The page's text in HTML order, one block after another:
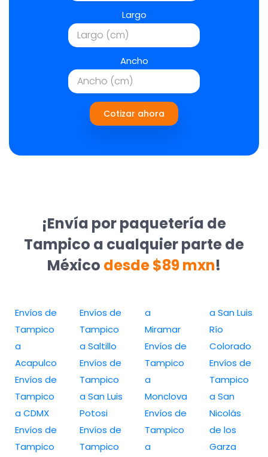
Largo
Ancho
Cotizar ahora
¡Envía por paquetería de
Tampico a cualquier parte de
México desde $89 mxn!
Envíos de
Tampico
a
Acapulco
Envíos de
Tampico
a CDMX
Envíos de
Tampico
Envíos de
Tampico
a Saltillo
Envíos de
Tampico
a San Luis
Potosi
Envíos de
Tampico
a
Miramar
Envíos de
Tampico
a
Monclova
Envíos de
Tampico
a
a San Luis
Río
Colorado
Envíos de
Tampico
a San
Nicolás
de los
Garza